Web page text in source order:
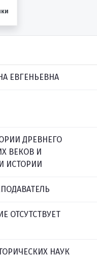
ЕВГЕНЬЕВНА
ДРЕВНЕГО
ВЕКОВ И
ИСТОРИИ
ОТСУТСТВУЕТ
НАУК